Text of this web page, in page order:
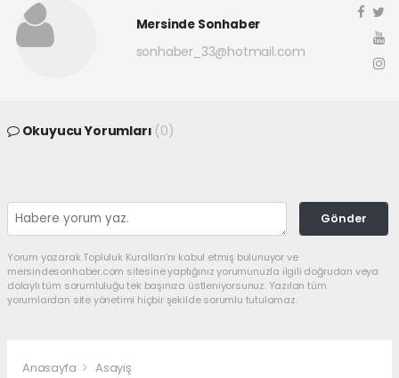
Mersinde Sonhaber
sonhaber_33@hotmail.com
Okuyucu Yorumları (0)
Gönder
Yorum yazarak Topluluk Kuralları’nı kabul etmiş bulunuyor ve
mersindesonhaber.com sitesine yaptığınız yorumunuzla ilgili doğrudan veya
dolaylı tüm sorumluluğu tek başınıza üstleniyorsunuz. Yazılan tüm
yorumlardan site yönetimi hiçbir şekilde sorumlu tutulamaz.
Anasayfa Asayiş